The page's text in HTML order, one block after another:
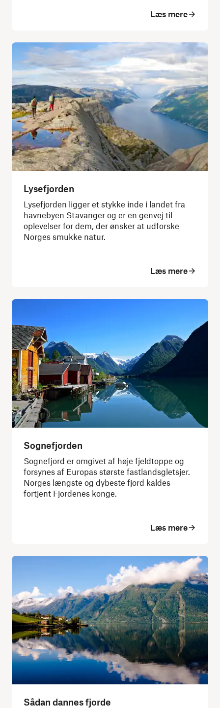
Læs mere
Lysefjorden
Lysefjorden ligger et stykke inde i landet fra
havnebyen Stavanger og er en genvej til
oplevelser for dem, der ønsker at udforske
Norges smukke natur.
Læs mere
Sognefjorden
Sognefjord er omgivet af høje fjeldtoppe og
forsynes af Europas største fastlandsgletsjer.
Norges længste og dybeste fjord kaldes
fortjent Fjordenes konge.
Læs mere
Sådan dannes fjorde